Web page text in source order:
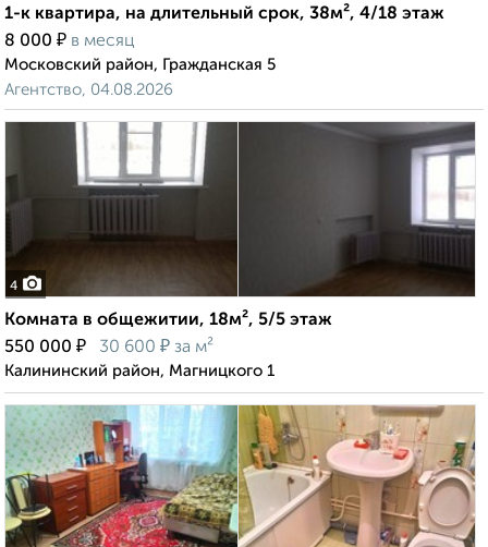
1-к квартира, на длительный срок, 38м², 4/18 этаж
8 000 ₽ в месяц
Московский район, Гражданская 5
Агентство, 04.08.2026
4
Комната в общежитии, 18м², 5/5 этаж
550 000 ₽ 30 600 ₽ за м²
Калининский район, Магницкого 1